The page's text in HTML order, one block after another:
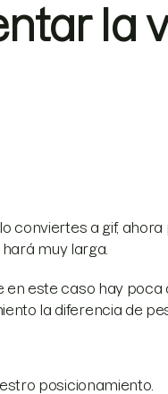
la
conviertes a gif,
muy larga.
en este caso hay
la diferencia de
posicionamiento.